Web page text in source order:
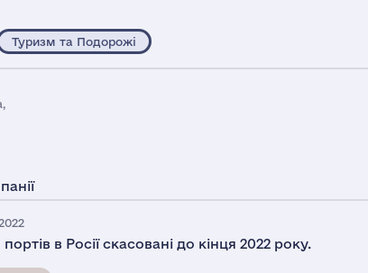
Туризм та Подорожі
в Росії скасовані до кінця 2022 року.